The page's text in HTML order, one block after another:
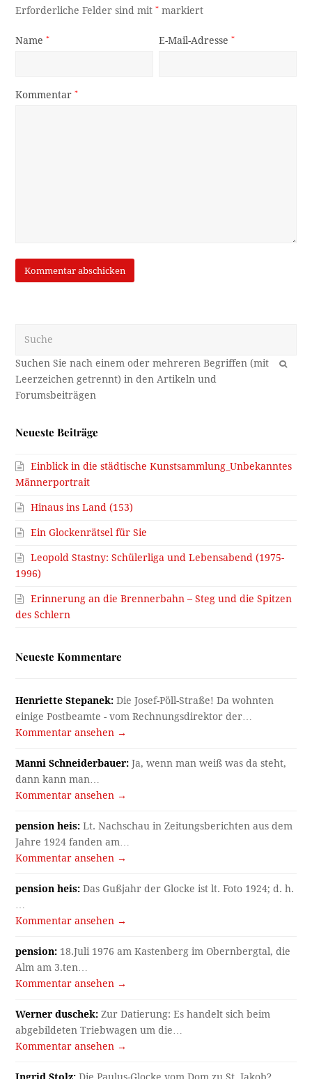
Erforderliche Felder sind mit* markiert
Name* E-Mail-Adresse*
Kommentar*
OK
Neueste Beiträge
Einblick in die städtische Kunstsammlung_Unbekanntes
Männerportrait
Hinaus ins Land (153)
Ein Glockenrätsel für Sie
Leopold Stastny: Schülerliga und Lebensabend (1975-
1996)
Erinnerung an die Brennerbahn – Steg und die Spitzen
des Schlern
Neueste Kommentare
Henriette Stepanek: Die Josef-Pöll-Straße! Da wohnten
einige Postbeamte - vom Rechnungsdirektor der…
Kommentar ansehen →
Manni Schneiderbauer: Ja, wenn man weiß was da steht,
dann kann man…
Kommentar ansehen →
pension heis: Lt. Nachschau in Zeitungsberichten aus dem
Jahre 1924 fanden am…
Kommentar ansehen →
pension heis: Das Gußjahr der Glocke ist lt. Foto 1924; d. h.
Kommentar ansehen →
pension: 18.Juli 1976 am Kastenberg im Obernbergtal, die
Alm am 3.ten…
Kommentar ansehen →
Werner duschek: Zur Datierung: Es handelt sich beim
abgebildeten Triebwagen um die…
Kommentar ansehen →
Ingrid Stolz: Die Paulus-Glocke vom Dom zu St. Jakob?